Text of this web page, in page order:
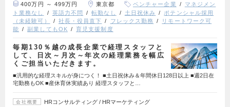
400万円 ～ 499万円 東京都 ベンチャー企業
マネジメン
ト業務なし
英語力不問 転勤なし 土日祝休み
ポテンシャル採用
（未経験可）
社長・役員直下 フレックス勤務
リモートワーク可
能
副業してもOK 育児支援制度
毎期130％越の成長企業で経理スタッフと
して、日次～月次～年次の経理業務を幅広
くご担当いただきます。
■汎用的な経理スキルが身につく！ ■土日祝休み＆年間休日128日以上 ■週2日在
宅勤務もOK ■産休育休実績あり 経理スタッフと…
会社概要 HRコンサルティング / HRマーケティング